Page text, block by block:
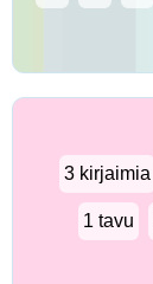
3 kirjaimia
1 tavu